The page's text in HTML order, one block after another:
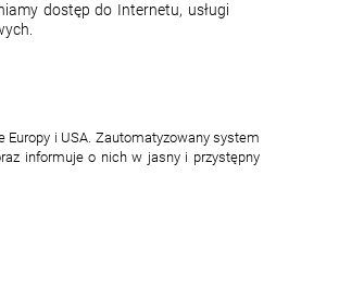
dostęp do Internetu, usługi
i USA. Zautomatyzowany system
informuje o nich w jasny i przystępny